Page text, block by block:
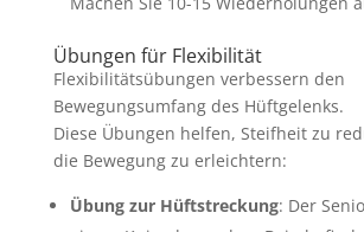
Übungen für Flexibilität
Flexibilitätsübungen verbessern den
Bewegungsumfang des Hüftgelenks.
Diese Übungen helfen, Steifheit zu
die Bewegung zu erleichtern:
Übung zur Hüftstreckung: Der